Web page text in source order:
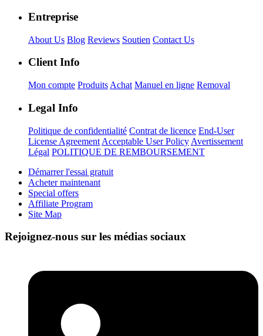
Entreprise
About Us Blog Reviews Soutien Contact Us
Client Info
Mon compte Produits Achat Manuel en ligne Removal
Legal Info
Politique de confidentialité Contrat de licence End-User
License Agreement Acceptable User Policy Avertissement
Légal POLITIQUE DE REMBOURSEMENT
Démarrer l'essai gratuit
Acheter maintenant
Special offers
Affiliate Program
Site Map
Rejoignez-nous sur les médias sociaux